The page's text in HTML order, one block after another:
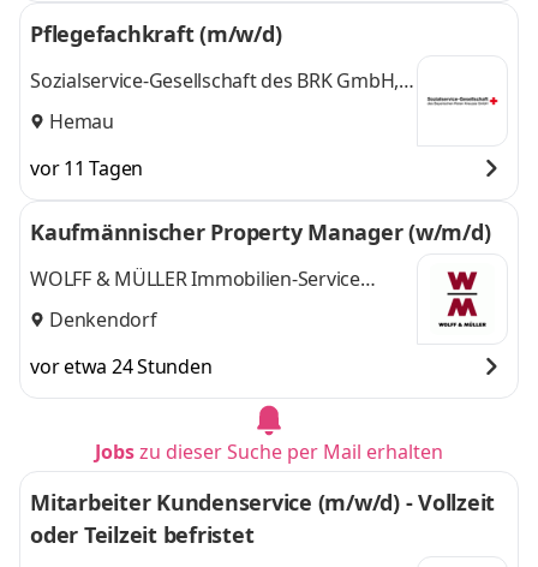
Pflegefachkraft (m/w/d)
Sozialservice-Gesellschaft des BRK GmbH,
SeniorenWohnen Hemau
Hemau
vor 11 Tagen
Kaufmännischer Property Manager (w/m/d)
WOLFF & MÜLLER Immobilien-Service
GmbH
Denkendorf
vor etwa 24 Stunden
Jobszu dieser Suche per Mail erhalten
Mitarbeiter Kundenservice (m/w/d) - Vollzeit
oder Teilzeit befristet